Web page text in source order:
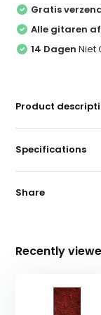
Gratis
Alle gitaren
14 Dagen Niet
Product
Specifications
Share
Recently